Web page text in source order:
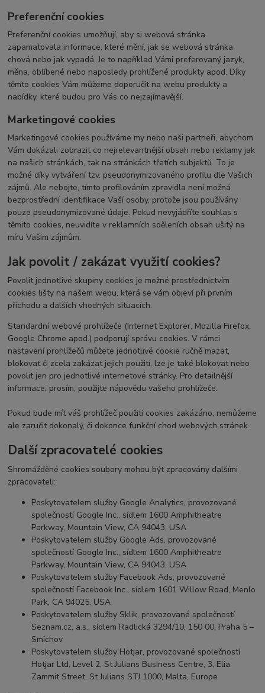
Preferenční cookies
Preferenční cookies umožňují, aby si webová stránka
zapamatovala informace, které mění, jak se webová stránka
chová nebo jak vypadá. Je to například Vámi preferovaný jazyk,
měna, oblíbené nebo naposledy prohlížené produkty apod. Díky
těmto cookies Vám můžeme doporučit na webu produkty a
nabídky, které budou pro Vás co nejzajímavější.
Marketingové cookies
Marketingové cookies používáme my nebo naši partneři, abychom
Vám dokázali zobrazit co nejrelevantnější obsah nebo reklamy jak
na našich stránkách, tak na stránkách třetích subjektů. To je
možné díky vytváření tzv. pseudonymizovaného profilu dle Vašich
zájmů. Ale nebojte, tímto profilováním zpravidla není možná
bezprostřední identifikace Vaší osoby, protože jsou používány
pouze pseudonymizované údaje. Pokud nevyjádříte souhlas s
těmito cookies, neuvidíte v reklamních sděleních obsah ušitý na
míru Vašim zájmům.
Jak povolit / zakázat využití cookies?
Povolit jednotlivé skupiny cookies je možné prostřednictvím
cookies lišty na našem webu, která se vám objeví při prvním
příchodu a dalších vhodných situacích.
Standardní webové prohlížeče (Internet Explorer, Mozilla Firefox,
Google Chrome apod.) podporují správu cookies. V rámci
nastavení prohlížečů můžete jednotlivé cookie ručně mazat,
blokovat či zcela zakázat jejich použití, lze je také blokovat nebo
povolit jen pro jednotlivé internetové stránky. Pro detailnější
informace, prosím, použijte nápovědu vašeho prohlížeče.
Pokud bude mít váš prohlížeč použití cookies zakázáno, nemůžeme
ale zaručit dokonalý, či dokonce funkční chod webových stránek.
Další zpracovatelé cookies
Shromážděné cookies soubory mohou být zpracovány dalšími
zpracovateli:
Poskytovatelem služby Google Analytics, provozované
společností Google Inc., sídlem 1600 Amphitheatre
Parkway, Mountain View, CA 94043, USA
Poskytovatelem služby Google Ads, provozované
společností Google Inc., sídlem 1600 Amphitheatre
Parkway, Mountain View, CA 94043, USA
Poskytovatelem služby Facebook Ads, provozované
společností Facebook Inc., sídlem 1601 Willow Road, Menlo
Park, CA 94025, USA
Poskytovatelem služby Sklik, provozované společností
Seznam.cz, a.s., sídlem Radlická 3294/10, 150 00, Praha 5 –
Smíchov
Poskytovatelem služby Hotjar, provozované společností
Hotjar Ltd, Level 2, St Julians Business Centre, 3, Elia
Zammit Street, St Julians STJ 1000, Malta, Europe